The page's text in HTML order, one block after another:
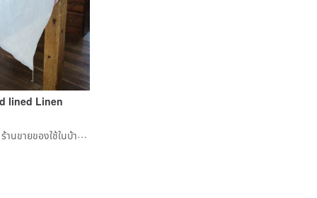
lined Linen
Jonico.handwork ร้านขายของใช้ในบ้านเล็กๆ ที่ทำจากผ้าลินิน